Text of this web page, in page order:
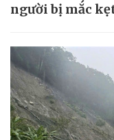
người bị mắc